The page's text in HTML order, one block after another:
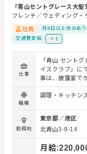
『青山セントグレース大聖
フレンチ／ウェディング
正社員
月8日以上休みあり
交通費支給
＋1
仕事
「青山 セント
イスクラブ」に
事は、披露宴で
です。その他に
レストランでの
ネ、イタリアン
場のコンセプト
けることも珍しくありません。
た経営基盤のも
ています。大切
職種
調理・キッチン
勤務地
東京都／港区
北青山3-9-14
月給: